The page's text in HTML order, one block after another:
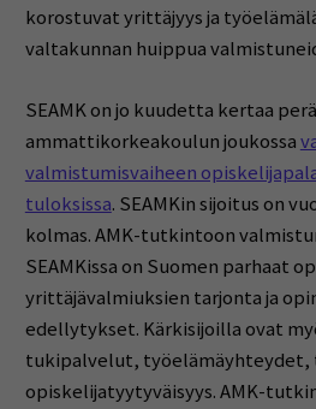
korostuvat yrittäjyys ja
valtakunnan huippua
SEAMK on jo kuudetta kertaa
ammattikorkeakoulun joukossa
valmistumisvaiheen
tuloksissa. SEAMKin sijoitus on
kolmas. AMK-tutkintoon
SEAMKissa on Suomen parhaat
yrittäjävalmiuksien tarjonta ja
edellytykset. Kärkisijoilla ovat
tukipalvelut, työelämäyhteydet,
opiskelijatyytyväisyys. AMK-